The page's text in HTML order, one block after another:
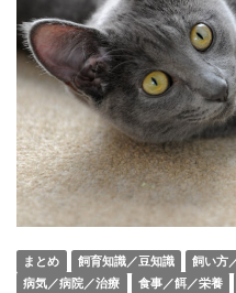
まとめ 飼育知識／豆知識 飼い方
病気／病院／治療
食事／餌／栄養